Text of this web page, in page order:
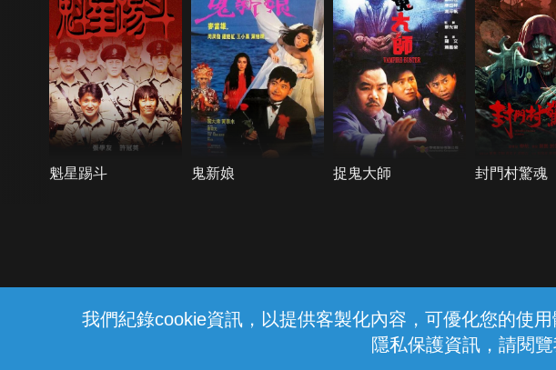
我們紀錄cookie資訊，以提供客製化內容，可優化您的使
隱私保護資訊，請閱
魁星踢斗 鬼新娘 捉鬼大師 封門村驚魂
中華電信股份有限公司